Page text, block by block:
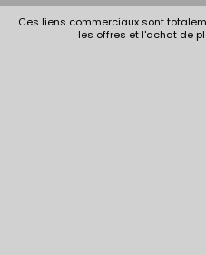
Ces liens commerciaux sont
les offres et l'achat de